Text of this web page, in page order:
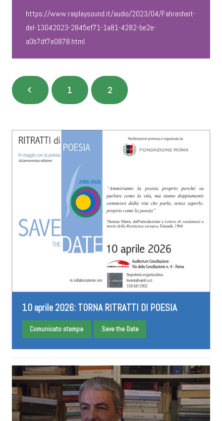
https://www.raiplaysound.it/audio/2023/04/Fahrenheit-
del-13042023-2845ef71-1a81-4282-be2e-
a0b7df7e0878.html
1 2
10 aprile 2026: TORNA RITRATTI DI POESIA
Comunicato stampa Save the Date